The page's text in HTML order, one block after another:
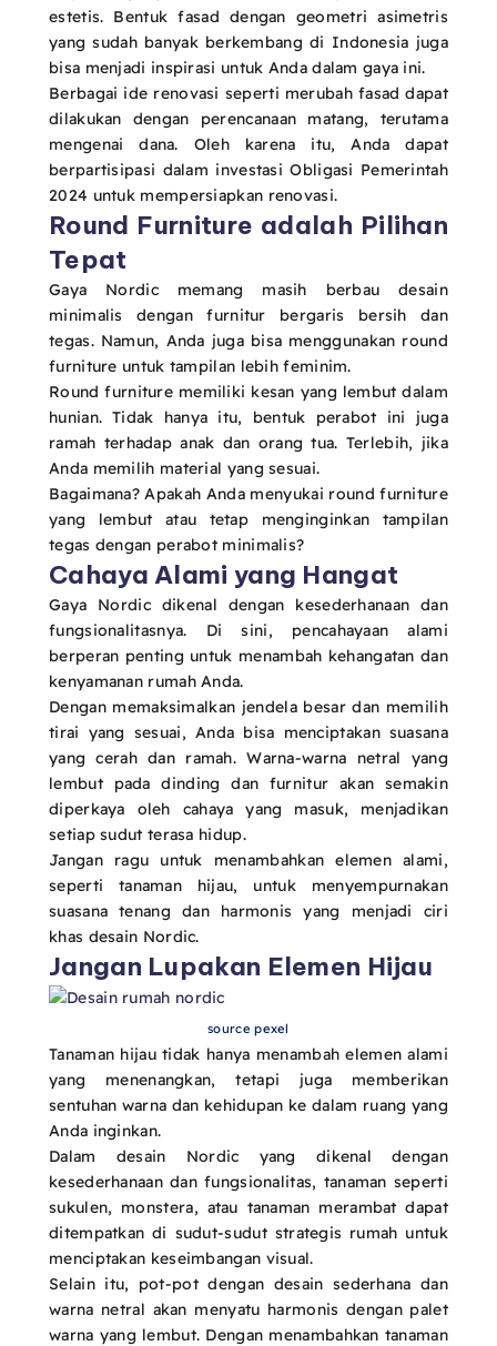
estetis. Bentuk fasad dengan geometri asimetris
yang sudah banyak berkembang di Indonesia juga
bisa menjadi inspirasi untuk Anda dalam gaya ini.
Berbagai ide renovasi seperti merubah fasad dapat
dilakukan dengan perencanaan matang, terutama
mengenai dana. Oleh karena itu, Anda dapat
berpartisipasi dalam investasi Obligasi Pemerintah
2024 untuk mempersiapkan renovasi.
Round Furniture adalah Pilihan
Tepat
Gaya Nordic memang masih berbau desain
minimalis dengan furnitur bergaris bersih dan
tegas. Namun, Anda juga bisa menggunakan round
furniture untuk tampilan lebih feminim.
Round furniture memiliki kesan yang lembut dalam
hunian. Tidak hanya itu, bentuk perabot ini juga
ramah terhadap anak dan orang tua. Terlebih, jika
Anda memilih material yang sesuai.
Bagaimana? Apakah Anda menyukai round furniture
yang lembut atau tetap menginginkan tampilan
tegas dengan perabot minimalis?
Cahaya Alami yang Hangat
Gaya Nordic dikenal dengan kesederhanaan dan
fungsionalitasnya. Di sini, pencahayaan alami
berperan penting untuk menambah kehangatan dan
kenyamanan rumah Anda.
Dengan memaksimalkan jendela besar dan memilih
tirai yang sesuai, Anda bisa menciptakan suasana
yang cerah dan ramah. Warna-warna netral yang
lembut pada dinding dan furnitur akan semakin
diperkaya oleh cahaya yang masuk, menjadikan
setiap sudut terasa hidup.
Jangan ragu untuk menambahkan elemen alami,
seperti tanaman hijau, untuk menyempurnakan
suasana tenang dan harmonis yang menjadi ciri
khas desain Nordic.
Jangan Lupakan Elemen Hijau
source pexel
Tanaman hijau tidak hanya menambah elemen alami
yang menenangkan, tetapi juga memberikan
sentuhan warna dan kehidupan ke dalam ruang yang
Anda inginkan.
Dalam desain Nordic yang dikenal dengan
kesederhanaan dan fungsionalitas, tanaman seperti
sukulen, monstera, atau tanaman merambat dapat
ditempatkan di sudut-sudut strategis rumah untuk
menciptakan keseimbangan visual.
Selain itu, pot-pot dengan desain sederhana dan
warna netral akan menyatu harmonis dengan palet
warna yang lembut. Dengan menambahkan tanaman